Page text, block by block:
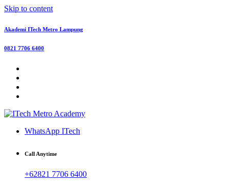
Skip to content
Akademi ITech Metro Lampung
0821 7706 6400
WhatsApp ITech
Call Anytime
+62821 7706 6400